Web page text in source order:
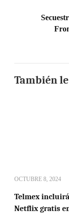
También
OCTUBRE 8, 2024
Telmex incluirá
Netflix gratis